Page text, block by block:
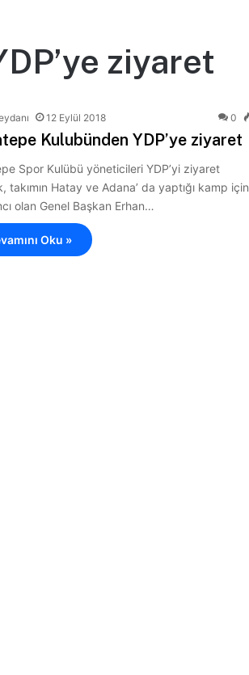
ziyaret
12 Eylül 2018 0
Kulubünden YDP’ye ziyaret
Spor Kulübü yöneticileri YDP’yi ziyaret
takımın Hatay ve Adana’ da yaptığı kamp için
olan Genel Başkan Erhan…
Oku »